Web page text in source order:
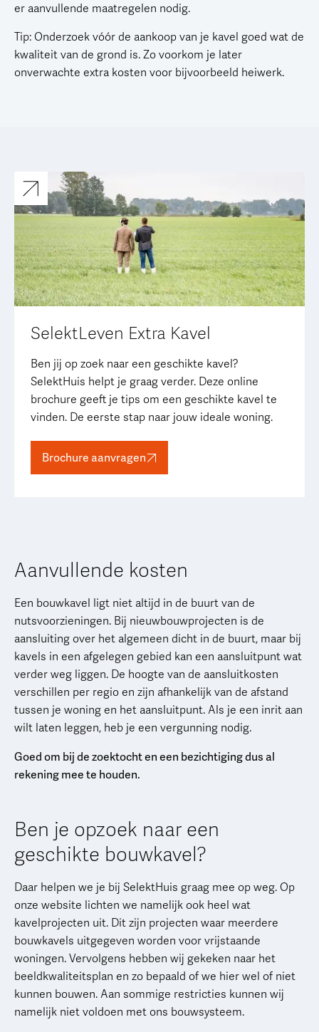
er aanvullende maatregelen nodig.
Tip: Onderzoek vóór de aankoop van je kavel goed wat de
kwaliteit van de grond is. Zo voorkom je later
onverwachte extra kosten voor bijvoorbeeld heiwerk.
SelektLeven Extra Kavel
Ben jij op zoek naar een geschikte kavel?
SelektHuis helpt je graag verder. Deze online
brochure geeft je tips om een geschikte kavel te
vinden. De eerste stap naar jouw ideale woning.
Brochure aanvragen
Aanvullende kosten
Een bouwkavel ligt niet altijd in de buurt van de
nutsvoorzieningen. Bij nieuwbouwprojecten is de
aansluiting over het algemeen dicht in de buurt, maar bij
kavels in een afgelegen gebied kan een aansluitpunt wat
verder weg liggen. De hoogte van de aansluitkosten
verschillen per regio en zijn afhankelijk van de afstand
tussen je woning en het aansluitpunt. Als je een inrit aan
wilt laten leggen, heb je een vergunning nodig.
Goed om bij de zoektocht en een bezichtiging dus al
rekening mee te houden.
Ben je opzoek naar een
geschikte bouwkavel?
Daar helpen we je bij SelektHuis graag mee op weg. Op
onze website lichten we namelijk ook heel wat
kavelprojecten uit. Dit zijn projecten waar meerdere
bouwkavels uitgegeven worden voor vrijstaande
woningen. Vervolgens hebben wij gekeken naar het
beeldkwaliteitsplan en zo bepaald of we hier wel of niet
kunnen bouwen. Aan sommige restricties kunnen wij
namelijk niet voldoen met ons bouwsysteem.